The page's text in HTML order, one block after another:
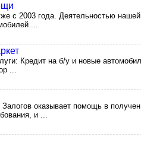
с 2003 года. Деятельностью
...
Кредит на б/у и новые
...
оказывает помощь в
и ...